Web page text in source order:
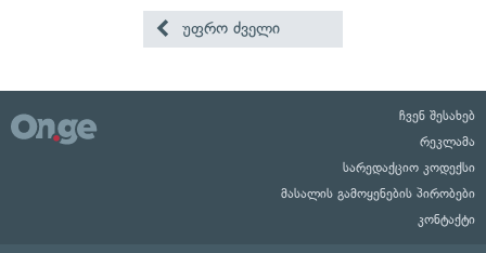
უფრო ძველი
ჩვენ შესახებ
რეკლამა
სარედაქციო კოდექსი
მასალის გამოყენების პირობები
კონტაქტი